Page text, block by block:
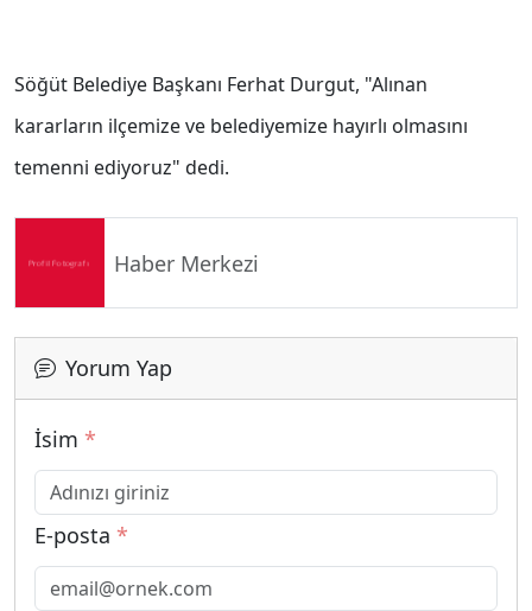
Söğüt Belediye Başkanı Ferhat Durgut, "Alınan
kararların ilçemize ve belediyemize hayırlı olmasını
temenni ediyoruz" dedi.
Haber Merkezi
Yorum Yap
İsim *
E-posta *